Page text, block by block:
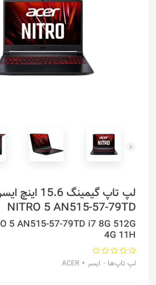
لپ تاپ گیمینگ
NITRO 5 AN515-57-79TD
5 AN515-57-79TD i7 8G 512G
4G 11H
لپ تاپ‌ها ایسر ‣ ACER